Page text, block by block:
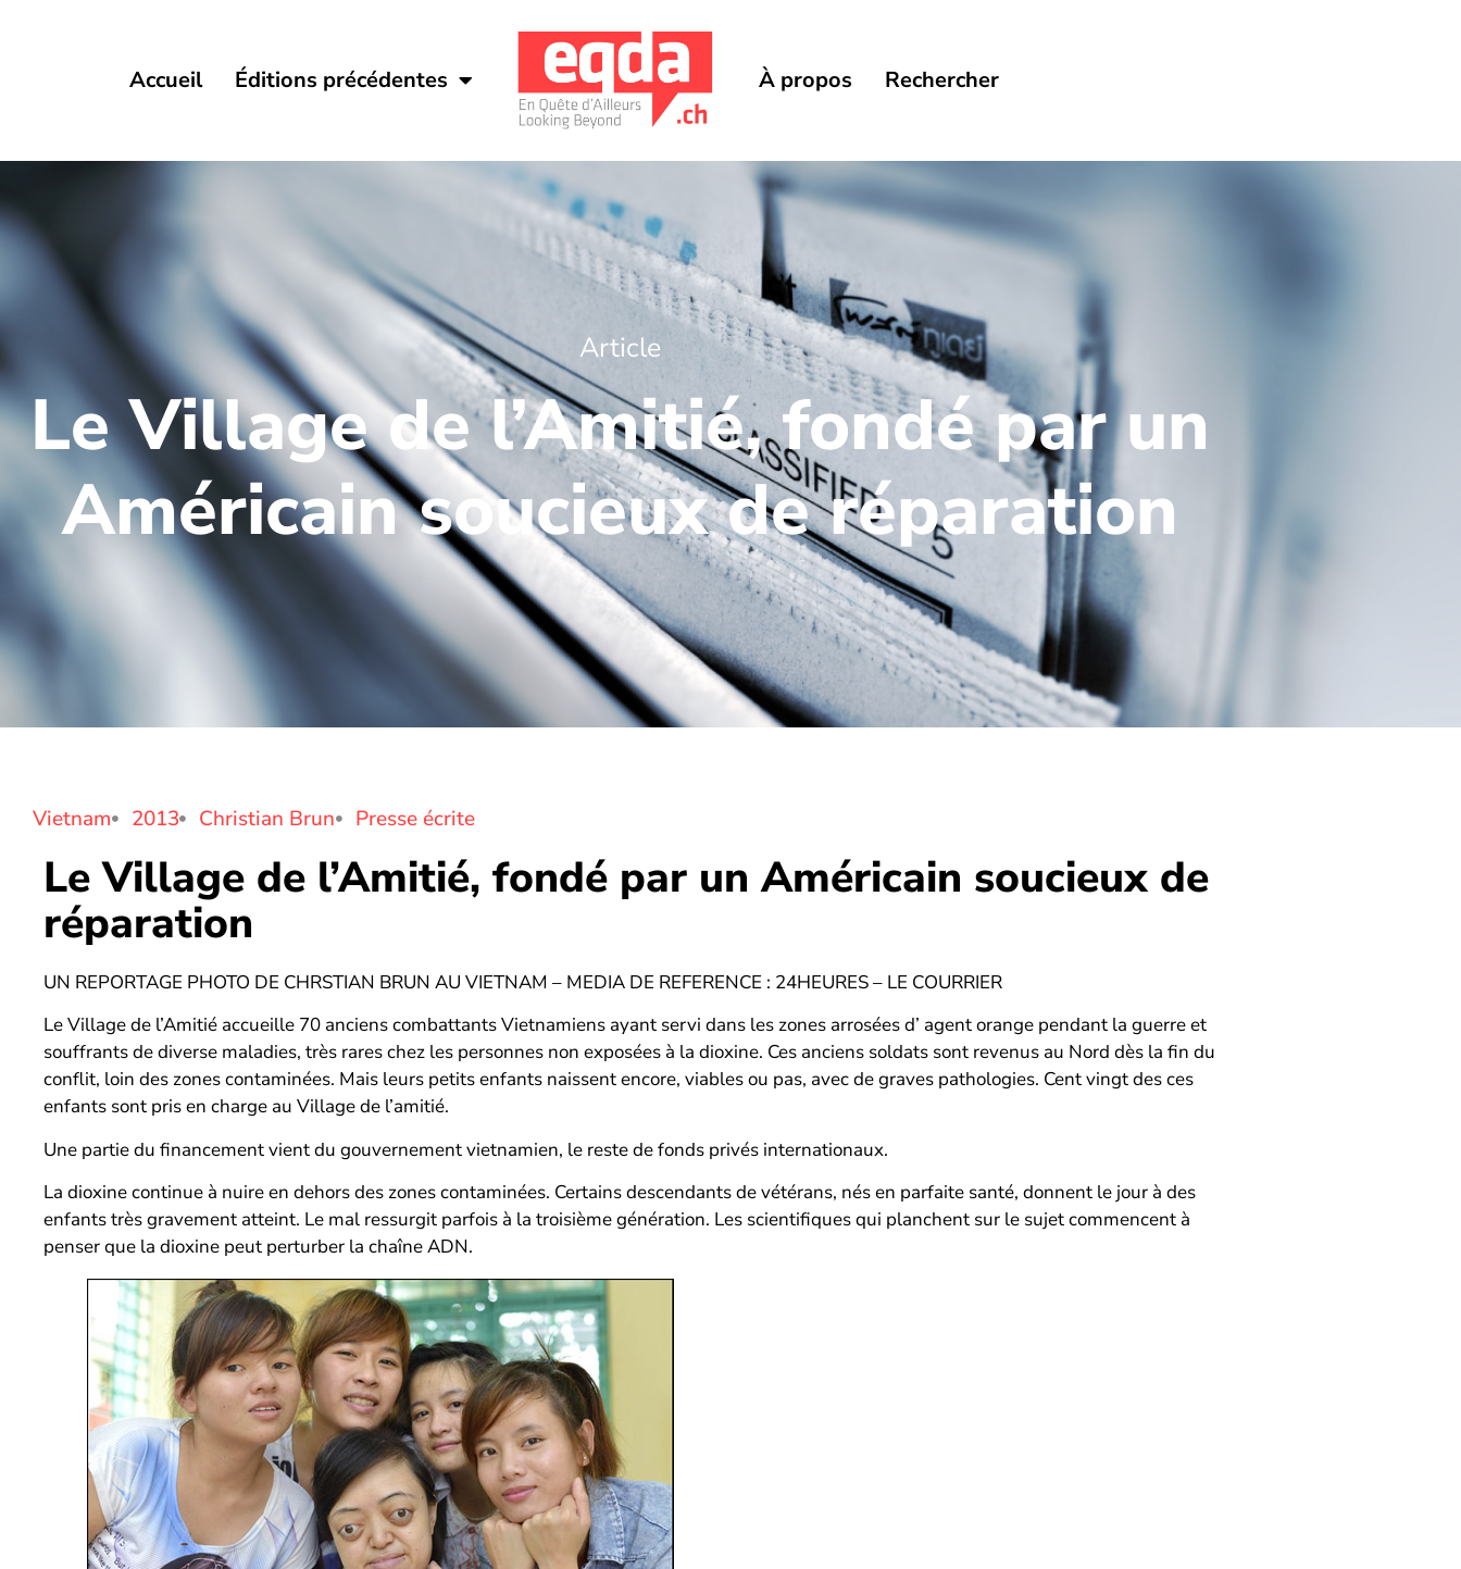
Accueil Éditions précédentes À propos Rechercher
Article
Le Village de l’Amitié, fondé par un
Américain soucieux de réparation
Vietnam 2013 Christian Brun Presse écrite
Le Village de l’Amitié, fondé par un Américain soucieux de
réparation
UN REPORTAGE PHOTO DE CHRSTIAN BRUN AU VIETNAM – MEDIA DE REFERENCE : 24HEURES – LE COURRIER
Le Village de l’Amitié accueille 70 anciens combattants Vietnamiens ayant servi dans les zones arrosées d’ agent orange pendant la guerre et
souffrants de diverse maladies, très rares chez les personnes non exposées à la dioxine. Ces anciens soldats sont revenus au Nord dès la fin du
conflit, loin des zones contaminées. Mais leurs petits enfants naissent encore, viables ou pas, avec de graves pathologies. Cent vingt des ces
enfants sont pris en charge au Village de l’amitié.
Une partie du financement vient du gouvernement vietnamien, le reste de fonds privés internationaux.
La dioxine continue à nuire en dehors des zones contaminées. Certains descendants de vétérans, nés en parfaite santé, donnent le jour à des
enfants très gravement atteint. Le mal ressurgit parfois à la troisième génération. Les scientifiques qui planchent sur le sujet commencent à
penser que la dioxine peut perturber la chaîne ADN.